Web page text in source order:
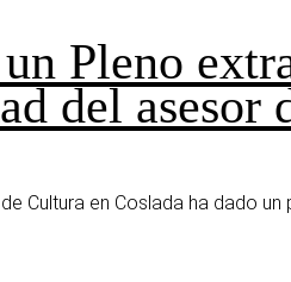
Pleno
del asesor
Cultura en Coslada ha dado un